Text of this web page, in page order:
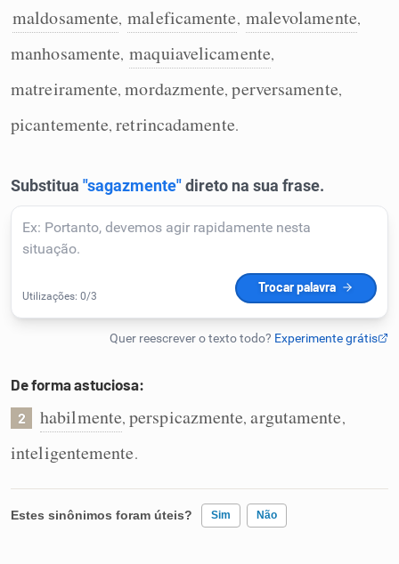
Detector de IA
Conexões
Sinônimos
maldosamente, maleficamente, malevolamente,
manhosamente, maquiavelicamente,
matreiramente,mordazmente,perversamente,
picantemente,retrincadamente.
De forma astuciosa:
2 habilmente, perspicazmente,argutamente,
inteligentemente.
Estes sinônimos foram úteis? Sim Não